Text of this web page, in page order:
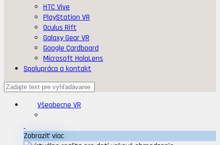
HTC Vive
PlayStation VR
Oculus Rift
Galaxy Gear VR
Google Cardboard
Microsoft HoloLens
Spolupráca a kontakt
Všeobecne VR
Zobraziť viac